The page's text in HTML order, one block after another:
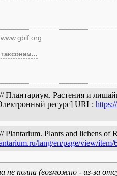
Плантариум. Растения и
ресурс] URL:
Plants and lichens of
lang/en/page/view/item/
не полна (возможно - из-за